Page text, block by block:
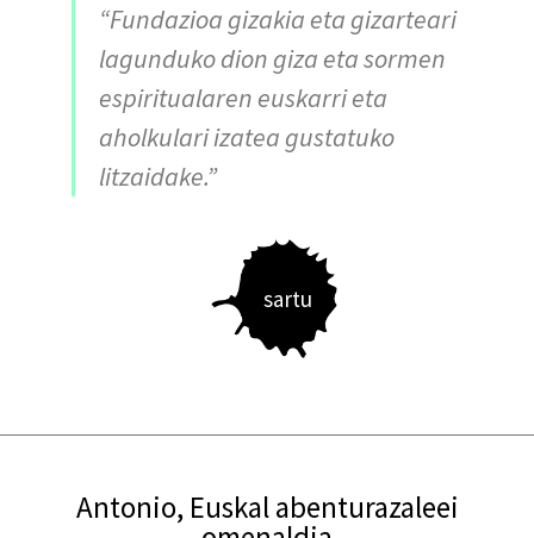
“Fundazioa gizakia eta gizarteari
lagunduko dion giza eta sormen
espiritualaren euskarri eta
aholkulari izatea gustatuko
litzaidake.”
sartu
Antonio, Euskal abenturazaleei